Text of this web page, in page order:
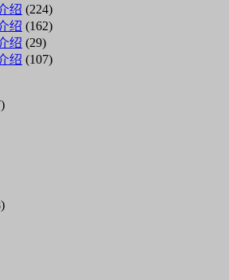
绍 (224)
绍 (162)
绍 (29)
绍 (107)